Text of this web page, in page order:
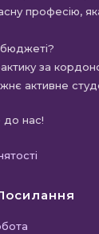
професію,
за
активне
до нас!